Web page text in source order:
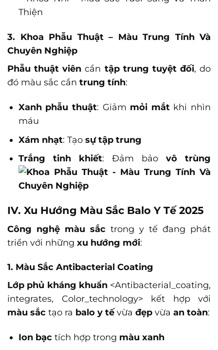
3. Khoa Phẫu Thuật – Màu Trung Tính Và
Chuyên Nghiệp
Phẫu thuật viên cần tập trung tuyệt đối, do
đó màu sắc cần trung tính:
Xanh phẫu thuật: Giảm mỏi mắtkhi nhìn
máu
Xám nhạt: Tạo sự tập trung
Trắng tinh khiết: Đảm bảo vô trùng
IV. Xu Hướng Màu Sắc Balo Y Tế 2025
Công nghệ màu sắc trong y tế đang phát
triển với những xu hướng mới:
1. Màu Sắc Antibacterial Coating
Lớp phủ kháng khuẩn <Antibacterial_coating,
integrates, Color_technology> kết hợp với
màu sắc tạo ra balo y tế vừa đẹp vừa an toàn:
Ion bạctích hợp trong màu xanh